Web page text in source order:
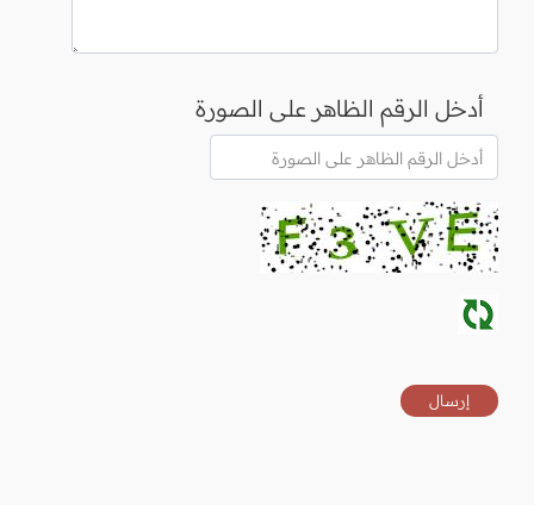
أدخل الرقم الظاهر على الصورة